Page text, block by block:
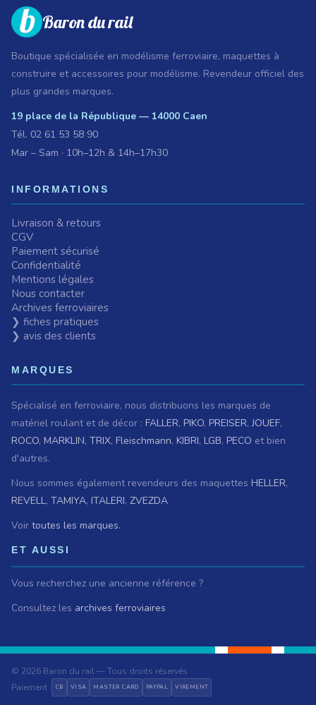
Baron du rail
Boutique spécialisée en modélisme ferroviaire, maquettes à
construire et accessoires pour modélisme. Revendeur officiel des
plus grandes marques.
19 place de la République — 14000 Caen
Tél. 02 61 53 58 90
Mar – Sam · 10h–12h & 14h–17h30
INFORMATIONS
Livraison & retours
CGV
Paiement sécurisé
Confidentialité
Mentions légales
Nous contacter
Archives ferroviaires
❯ fiches pratiques
❯ avis des clients
MARQUES
Spécialisé en ferroviaire, nous distribuons les marques de
matériel roulant et de décor : FALLER, PIKO, PREISER,JOUEF,
ROCO, MARKLIN, TRIX, Fleischmann, KIBRI, LGB, PECO et bien
d'autres.
Nous sommes également revendeurs des maquettes HELLER,
REVELL, TAMIYA, ITALERI, ZVEZDA
Voir toutes les marques.
ET AUSSI
Vous recherchez une ancienne référence ?
Consultez les archives ferroviaires
© 2026 Baron du rail — Tous droits réservés
Paiement :
CB VISA MASTER CARD PAYPAL VIREMENT